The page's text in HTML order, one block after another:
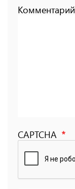
Комментарий
CAPTCHA